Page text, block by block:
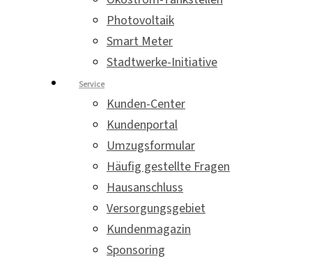
Photovoltaik
Smart Meter
Stadtwerke-Initiative
Service
Kunden-Center
Kundenportal
Umzugsformular
Häufig gestellte Fragen
Hausanschluss
Versorgungsgebiet
Kundenmagazin
Sponsoring